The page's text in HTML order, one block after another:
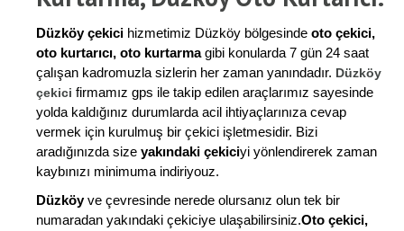
Düzköy çekici hizmetimiz Düzköy bölgesinde oto çekici,
oto kurtarıcı, oto kurtarmagibi konularda 7 gün 24 saat
çalışan kadromuzla sizlerin her zaman yanındadır. Düzköy
çekici firmamız gps ile takip edilen araçlarımız sayesinde
yolda kaldığınız durumlarda acil ihtiyaçlarınıza cevap
vermek için kurulmuş bir çekici işletmesidir. Bizi
aradığınızda size yakındaki çekiciyi yönlendirerek zaman
kaybınızı minimuma indiriyouz.
Düzköyve çevresinde nerede olursanız olun tek bir
numaradan yakındaki çekiciye ulaşabilirsiniz.Oto çekici,